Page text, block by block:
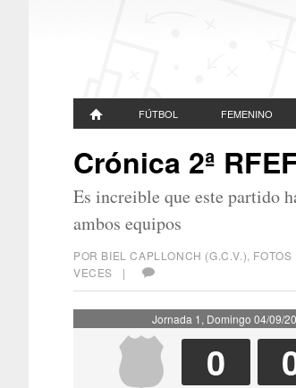
FÚTBOL FEMENINO
Crónica 2ª
Es increible que este partido
ambos equipos
POR BIEL CAPLLONCH (G.C.V.),
VECES |
Jornada 1, Domingo 04/09/
0